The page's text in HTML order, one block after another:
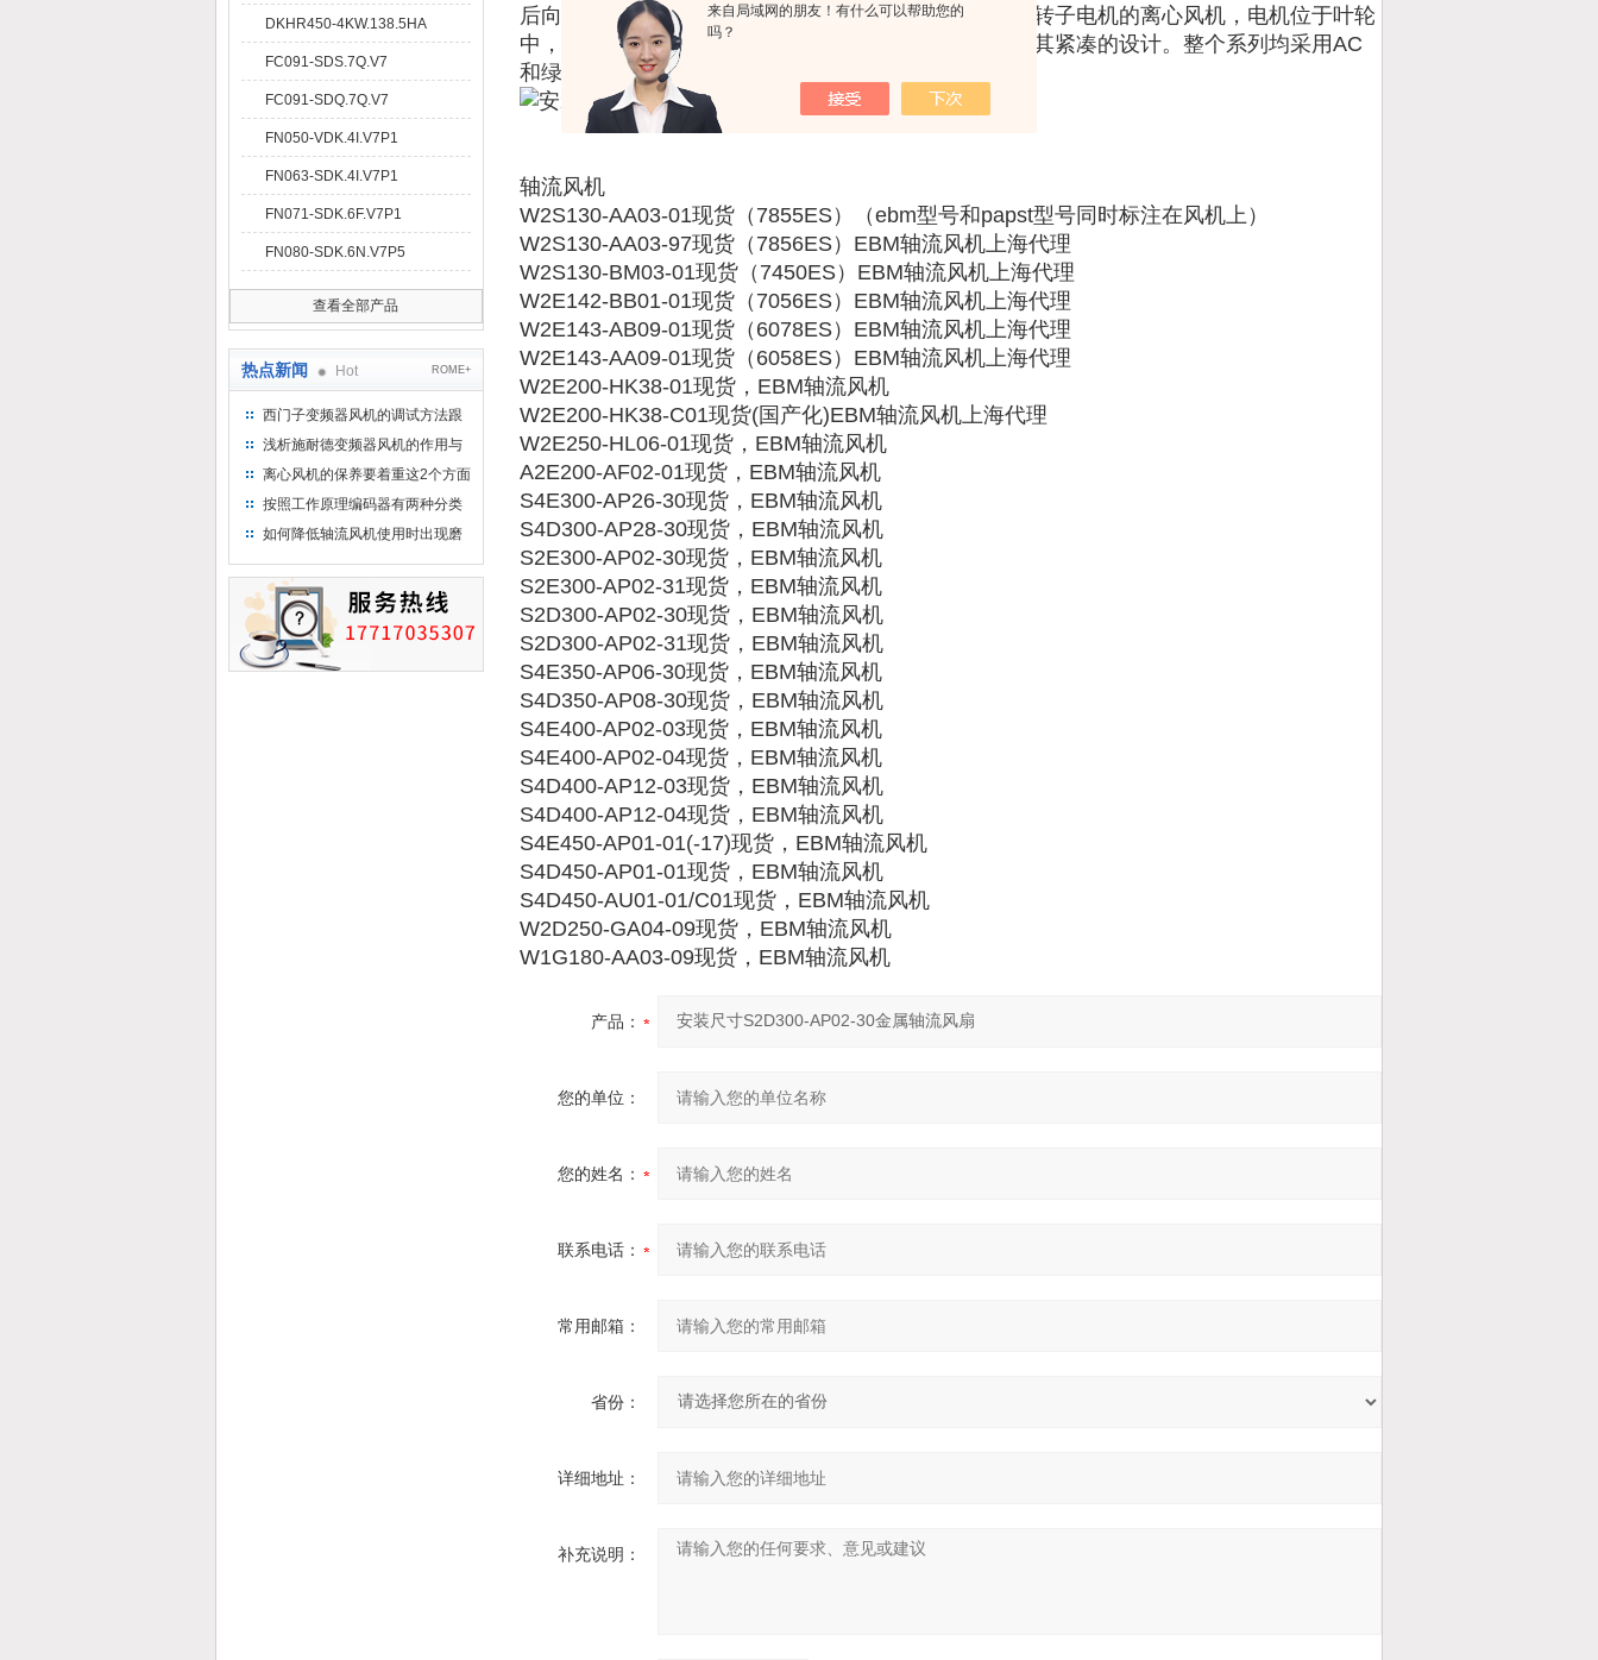
来自局域网的朋友！有什么可以帮助您的
吗？
DKHR450-4KW.138.5HA
FC091-SDS.7Q.V7
FC091-SDQ.7Q.V7
FN050-VDK.4I.V7P1
FN063-SDK.4I.V7P1
FN071-SDK.6F.V7P1
FN080-SDK.6N.V7P5
查看全部产品
热点新闻 Hot ROME+
西门子变频器风机的调试方法跟
步骤
浅析施耐德变频器风机的作用与
意义所在
离心风机的保养要着重这2个方面
按照工作原理编码器有两种分类
如何降低轴流风机使用时出现磨
后向离心风机设计更为自由，不需要蜗壳。对于带有外转子电机的离心风机，电机位于叶轮
中，这样不仅可以确保电机的冷却效果，还可以实现极其紧凑的设计。整个系列均采用AC
和绿色科技EC技术。
轴流风机
W2S130-AA03-01现货（7855ES）（ebm型号和papst型号同时标注在风机上）
W2S130-AA03-97现货（7856ES）EBM轴流风机上海代理
W2S130-BM03-01现货（7450ES）EBM轴流风机上海代理
W2E142-BB01-01现货（7056ES）EBM轴流风机上海代理
W2E143-AB09-01现货（6078ES）EBM轴流风机上海代理
W2E143-AA09-01现货（6058ES）EBM轴流风机上海代理
W2E200-HK38-01现货，EBM轴流风机
W2E200-HK38-C01现货(国产化)EBM轴流风机上海代理
W2E250-HL06-01现货，EBM轴流风机
A2E200-AF02-01现货，EBM轴流风机
S4E300-AP26-30现货，EBM轴流风机
S4D300-AP28-30现货，EBM轴流风机
S2E300-AP02-30现货，EBM轴流风机
S2E300-AP02-31现货，EBM轴流风机
S2D300-AP02-30现货，EBM轴流风机
S2D300-AP02-31现货，EBM轴流风机
S4E350-AP06-30现货，EBM轴流风机
S4D350-AP08-30现货，EBM轴流风机
S4E400-AP02-03现货，EBM轴流风机
S4E400-AP02-04现货，EBM轴流风机
S4D400-AP12-03现货，EBM轴流风机
S4D400-AP12-04现货，EBM轴流风机
S4E450-AP01-01(-17)现货，EBM轴流风机
S4D450-AP01-01现货，EBM轴流风机
S4D450-AU01-01/C01现货，EBM轴流风机
W2D250-GA04-09现货，EBM轴流风机
W1G180-AA03-09现货，EBM轴流风机
产品：
您的单位：
您的姓名：
联系电话：
常用邮箱：
省份：
详细地址：
补充说明：